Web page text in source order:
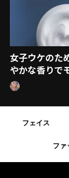
女子ウケのた
やかな香りで
フェイス
ファ